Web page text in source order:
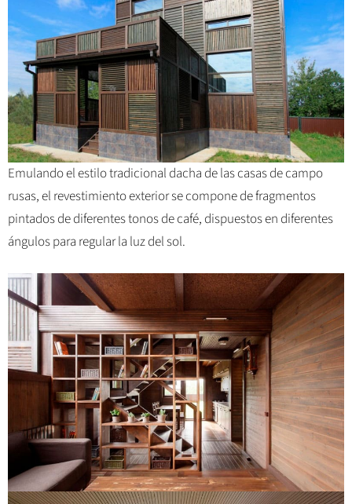
Emulando el estilo tradicional dacha de las casas de campo
rusas, el revestimiento exterior se compone de fragmentos
pintados de diferentes tonos de café, dispuestos en diferentes
ángulos para regular la luz del sol.